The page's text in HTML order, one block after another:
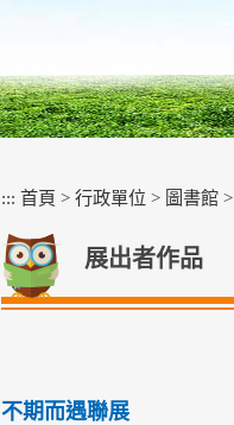
::: 首頁 > 行政單位 > 圖書館 >
展出者作品
不期而遇聯展